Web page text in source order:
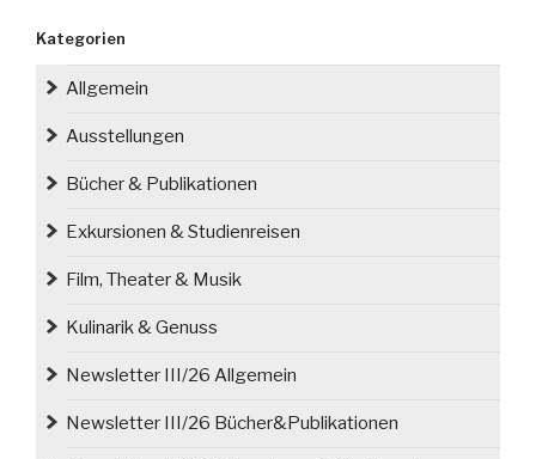
Heimatstadt
Breslau
Kategorien
Allgemein
Ausstellungen
Bücher & Publikationen
Exkursionen & Studienreisen
Film, Theater & Musik
Kulinarik & Genuss
Newsletter III/26 Allgemein
Newsletter III/26 Bücher&Publikationen